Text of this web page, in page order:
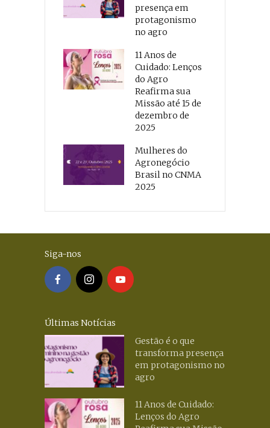
presença em
protagonismo
no agro
11 Anos de
Cuidado: Lenços
do Agro
Reafirma sua
Missão até 15 de
dezembro de
2025
Mulheres do
Agronegócio
Brasil no CNMA
2025
Siga-nos
Últimas Notícias
Gestão é o que
transforma presença
em protagonismo no
agro
11 Anos de Cuidado:
Lenços do Agro